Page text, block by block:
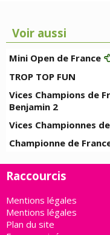
Voir aussi
Mini Open de France
TROP TOP FUN
Vices Champions de
Benjamin 2
Vices Championnes
Championne de
Raccourcis
Mentions légales
Mentions légales
Plan du site